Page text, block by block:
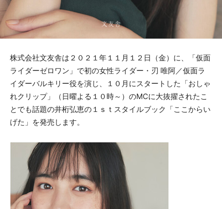
株式会社文友舎は２０２１年１１月１２日（金）に、「仮面
ライダーゼロワン」で初の女性ライダー・刃 唯阿／仮面ラ
イダーバルキリー役を演じ、１０月にスタートした「おしゃ
れクリップ」（日曜よる１０時～）のMCに大抜擢されたこ
とでも話題の井桁弘恵の１ｓｔスタイルブック「ここからい
げた」を発売します。